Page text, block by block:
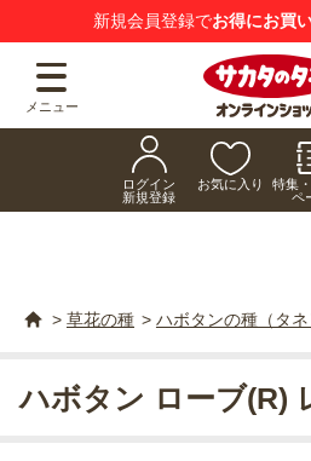
新規会員登録でお得にお買
メニュー
ログイン
新規登録
お気に入り
特集
ペ
> 草花の種 > ハボタンの種（タネ
ハボタン ローブ(R)